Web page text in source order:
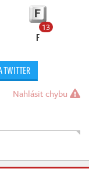
13
F
TWITTER
Nahlásit chybu